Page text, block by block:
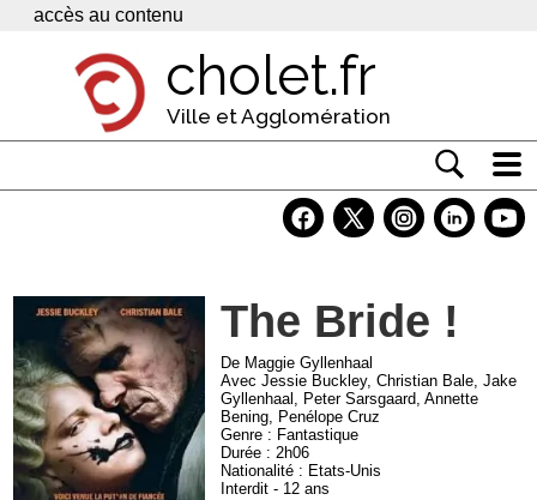
Panneau de gestion des cookies
accès au contenu
cholet.fr
Ville et Agglomération
Economie
Services
Contacts
The Bride !
De Maggie Gyllenhaal
Avec Jessie Buckley, Christian Bale, Jake
Gyllenhaal, Peter Sarsgaard, Annette
Bening, Penélope Cruz
Genre : Fantastique
Durée : 2h06
Nationalité : Etats-Unis
Interdit - 12 ans